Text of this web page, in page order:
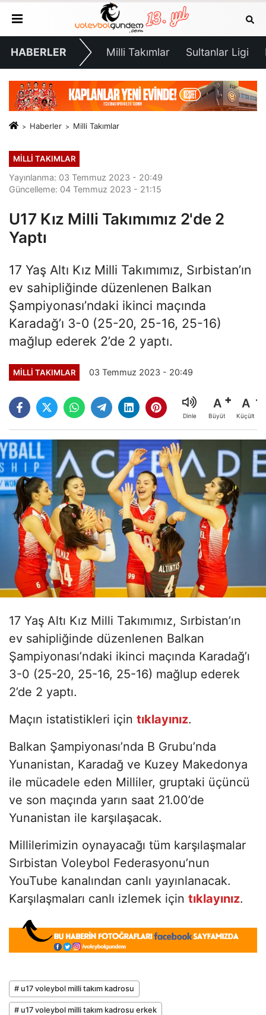
HABERLER Milli Takımlar Sultanlar Ligi
Haberler Milli Takımlar
MILLI TAKIMLAR
Yayınlanma: 03 Temmuz 2023 - 20:49
Güncelleme: 04 Temmuz 2023 - 21:15
U17 Kız Milli Takımımız 2'de 2
Yaptı
17 Yaş Altı Kız Milli Takımımız, Sırbistan’ın
ev sahipliğinde düzenlenen Balkan
Şampiyonası’ndaki ikinci maçında
Karadağ’ı 3-0 (25-20, 25-16, 25-16)
mağlup ederek 2’de 2 yaptı.
MILLI TAKIMLAR 03 Temmuz 2023 - 20:49
Dinle
A
Büyüt
A
Küçült
17 Yaş Altı Kız Milli Takımımız, Sırbistan’ın
ev sahipliğinde düzenlenen Balkan
Şampiyonası’ndaki ikinci maçında Karadağ’ı
3-0 (25-20, 25-16, 25-16) mağlup ederek
2’de 2 yaptı.
Maçın istatistikleri için tıklayınız.
Balkan Şampiyonası’nda B Grubu’nda
Yunanistan, Karadağ ve Kuzey Makedonya
ile mücadele eden Milliler, gruptaki üçüncü
ve son maçında yarın saat 21.00’de
Yunanistan ile karşılaşacak.
Millilerimizin oynayacağı tüm karşılaşmalar
Sırbistan Voleybol Federasyonu’nun
YouTube kanalından canlı yayınlanacak.
Karşılaşmaları canlı izlemek için tıklayınız.
# u17 voleybol milli takım kadrosu
# u17 voleybol milli takım kadrosu erkek